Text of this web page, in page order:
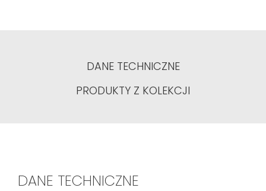
DANE TECHNICZNE
PRODUKTY Z KOLEKCJI
DANE TECHNICZNE